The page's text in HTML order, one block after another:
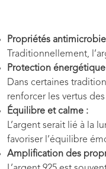
Propriétés
Traditionnellement,
Protection
Dans certaines
renforcer les vertus
Équilibre et calme :
L’argent serait lié à la
favoriser l’équilibre
Amplification des